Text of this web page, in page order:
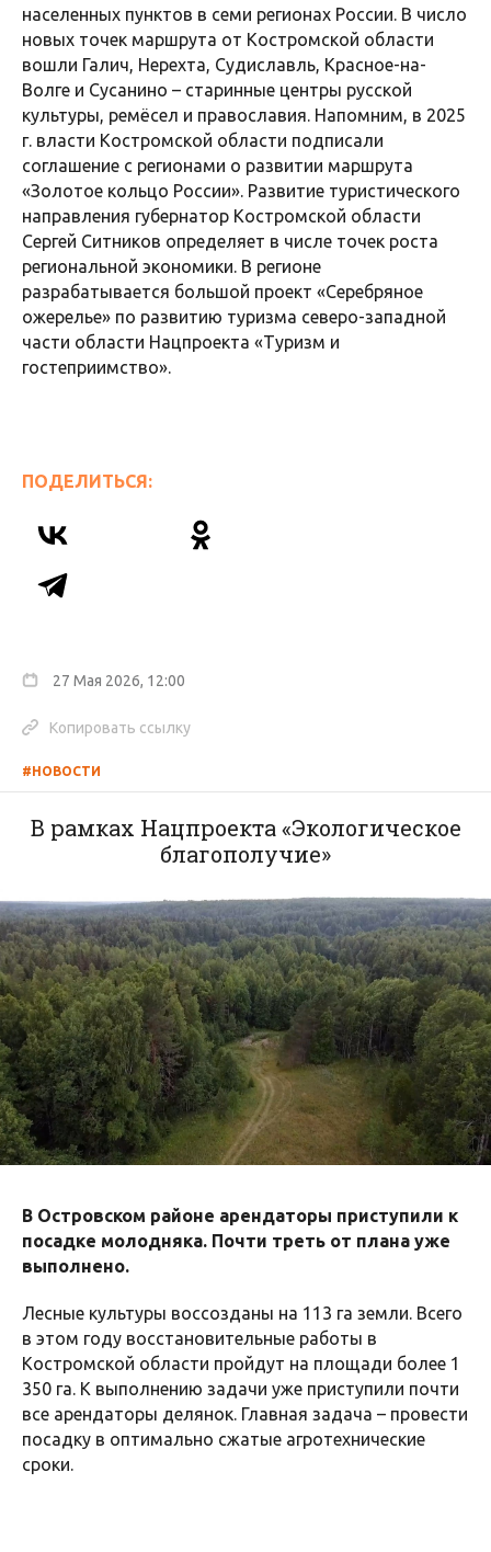
населенных пунктов в семи регионах России. В число
новых точек маршрута от Костромской области
вошли Галич, Нерехта, Судиславль, Красное-на-
Волге и Сусанино – старинные центры русской
культуры, ремёсел и православия. Напомним, в 2025
г. власти Костромской области подписали
соглашение с регионами о развитии маршрута
«Золотое кольцо России». Развитие туристического
направления губернатор Костромской области
Сергей Ситников определяет в числе точек роста
региональной экономики. В регионе
разрабатывается большой проект «Серебряное
ожерелье» по развитию туризма северо-западной
части области Нацпроекта «Туризм и
гостеприимство».
ПОДЕЛИТЬСЯ:
27 Мая 2026, 12:00
Копировать ссылку
#НОВОСТИ
В рамках Нацпроекта «Экологическое
благополучие»
В Островском районе арендаторы приступили к
посадке молодняка. Почти треть от плана уже
выполнено.
Лесные культуры воссозданы на 113 га земли. Всего
в этом году восстановительные работы в
Костромской области пройдут на площади более 1
350 га. К выполнению задачи уже приступили почти
все арендаторы делянок. Главная задача – провести
посадку в оптимально сжатые агротехнические
сроки.